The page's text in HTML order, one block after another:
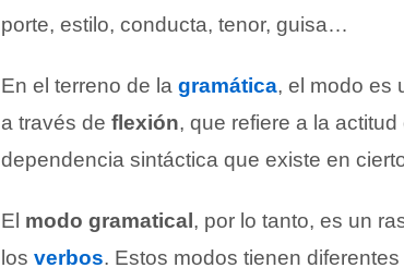
porte, estilo, conducta, tenor, guisa…
En el terreno de la gramática, el modo es
a través de flexión, que refiere a la
dependencia sintáctica que existe en
El modo gramatical , por lo tanto, es un
los verbos. Estos modos tienen